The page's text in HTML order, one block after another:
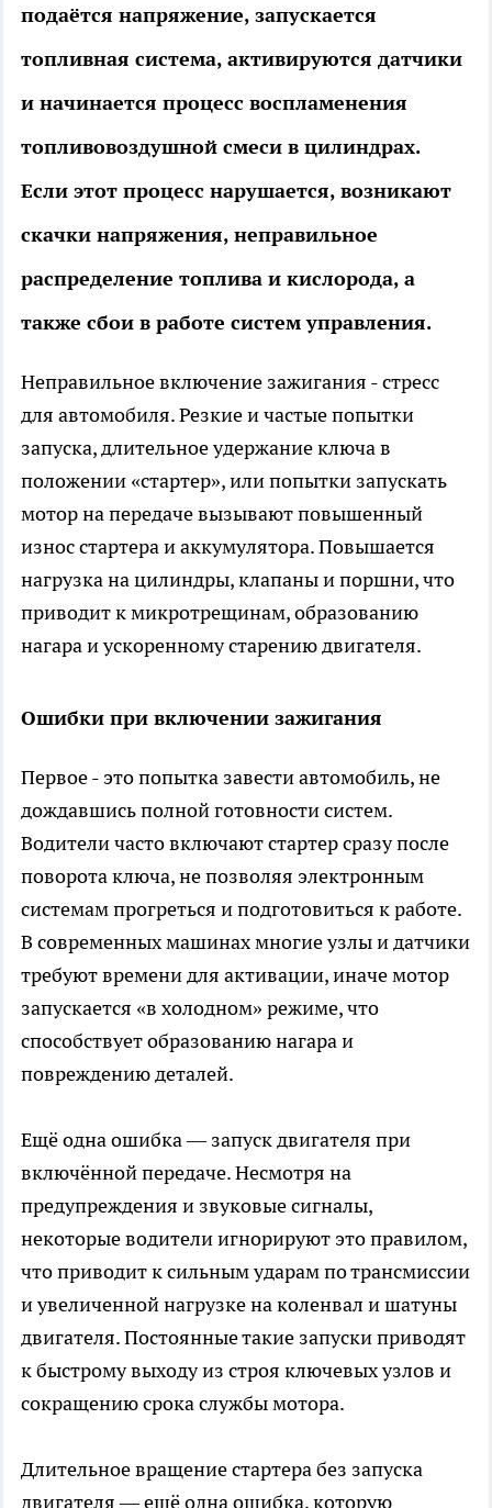
подаётся напряжение, запускается
топливная система, активируются датчики
и начинается процесс воспламенения
топливовоздушной смеси в цилиндрах.
Если этот процесс нарушается, возникают
скачки напряжения, неправильное
распределение топлива и кислорода, а
также сбои в работе систем управления.
Неправильное включение зажигания - стресс
для автомобиля. Резкие и частые попытки
запуска, длительное удержание ключа в
положении «стартер», или попытки запускать
мотор на передаче вызывают повышенный
износ стартера и аккумулятора. Повышается
нагрузка на цилиндры, клапаны и поршни, что
приводит к микротрещинам, образованию
нагара и ускоренному старению двигателя.
Ошибки при включении зажигания
Первое - это попытка завести автомобиль, не
дождавшись полной готовности систем.
Водители часто включают стартер сразу после
поворота ключа, не позволяя электронным
системам прогреться и подготовиться к работе.
В современных машинах многие узлы и датчики
требуют времени для активации, иначе мотор
запускается «в холодном» режиме, что
способствует образованию нагара и
повреждению деталей.
Ещё одна ошибка — запуск двигателя при
включённой передаче. Несмотря на
предупреждения и звуковые сигналы,
некоторые водители игнорируют это правилом,
что приводит к сильным ударам по трансмиссии
и увеличенной нагрузке на коленвал и шатуны
двигателя. Постоянные такие запуски приводят
к быстрому выходу из строя ключевых узлов и
сокращению срока службы мотора.
Длительное вращение стартера без запуска
двигателя — ещё одна ошибка, которую